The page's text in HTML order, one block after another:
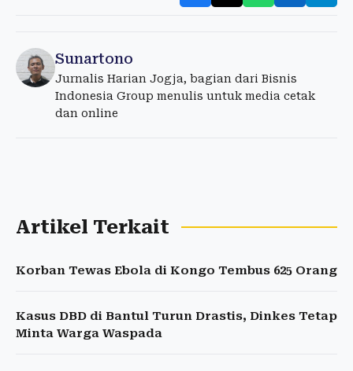
Sunartono
Jurnalis Harian Jogja, bagian dari Bisnis
Indonesia Group menulis untuk media cetak
dan online
Artikel Terkait
Korban Tewas Ebola di Kongo Tembus 625 Orang
Kasus DBD di Bantul Turun Drastis, Dinkes Tetap
Minta Warga Waspada